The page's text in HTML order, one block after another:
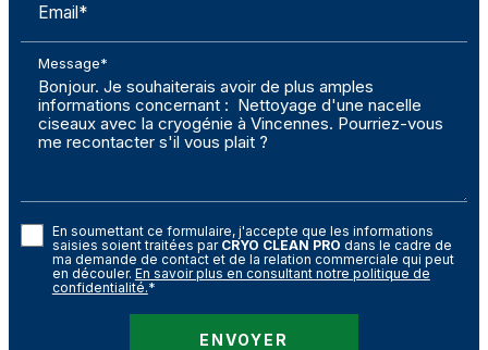
Email*
Message*
En soumettant ce formulaire, j'accepte que les informations
saisies soient traitées par CRYO CLEAN PRO dans le cadre de
ma demande de contact et de la relation commerciale qui peut
en découler. En savoir plus en consultant notre politique de
confidentialité.*